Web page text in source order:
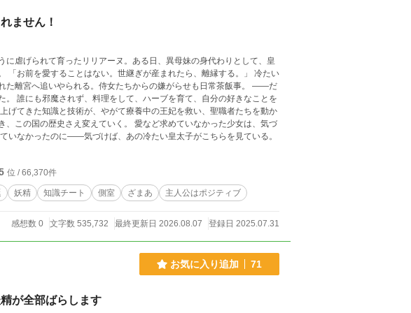
ません！
に虐げられて育ったリリアーヌ。ある日、異母妹の身代わりとして、皇
「お前を愛することはない。世継ぎが産まれたら、離縁する。」 冷たい
た離宮へ追いやられる。侍女たちからの嫌がらせも日常茶飯事。 ――だ
。 誰にも邪魔されず、料理をして、ハーブを育て、自分の好きなことを
げてきた知識と技術が、やがて療養中の王妃を救い、聖職者たちを動か
この国の歴史さえ変えていく。 愛など求めていなかった少女は、気づ
いなかったのに――気づけば、あの冷たい皇太子がこちらを見ている。
位 / 66,370件
妖精 知識チート 側室 ざまあ 主人公はポジティブ
感想数 0 文字数 535,732 最終更新日 2026.08.07 登録日 2025.07.31
お気に入り追加 71
が全部ばらします